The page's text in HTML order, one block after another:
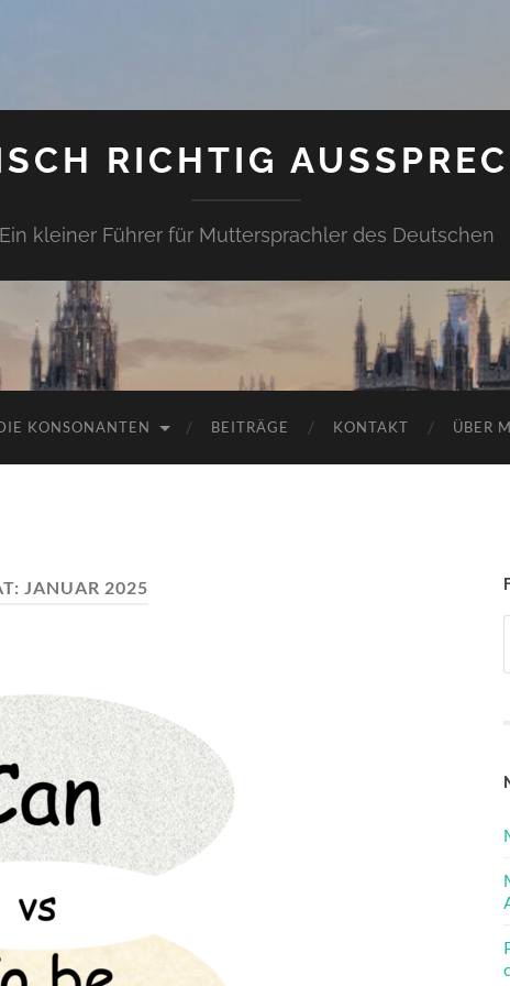
RICHTIG
kleiner Führer für Muttersprachler des Deutschen
KONSONANTEN BEITRÄGE KONTAKT ÜBER
JANUAR 2025